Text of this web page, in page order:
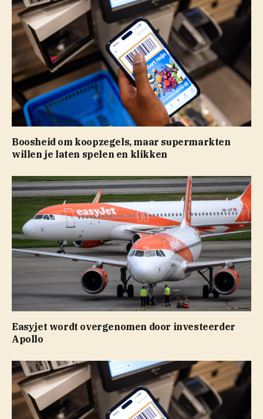
Boosheid om koopzegels, maar supermarkten
willen je laten spelen en klikken
Easyjet wordt overgenomen door investeerder
Apollo